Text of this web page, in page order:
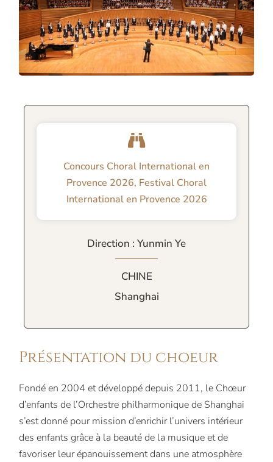
Présentation du choeur
Fondé en 2004 et développé depuis 2011, le Chœur
d’enfants de l’Orchestre philharmonique de Shanghai
s’est donné pour mission d’enrichir l’univers intérieur
des enfants grâce à la beauté de la musique et de
favoriser leur épanouissement dans une atmosphère
Concours Choral International en
Provence 2026, Festival Choral
International en Provence 2026
Direction : Yunmin Ye
CHINE
Shanghai